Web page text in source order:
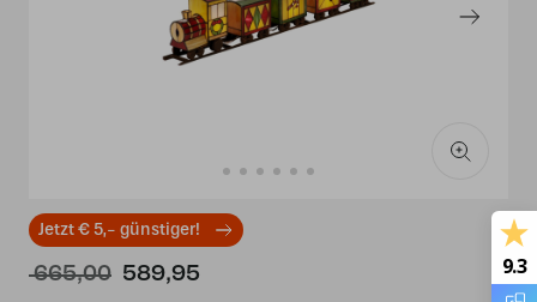
Jetzt € 5,- günstiger!
665,00 Ursprünglicher
589,95 9.3